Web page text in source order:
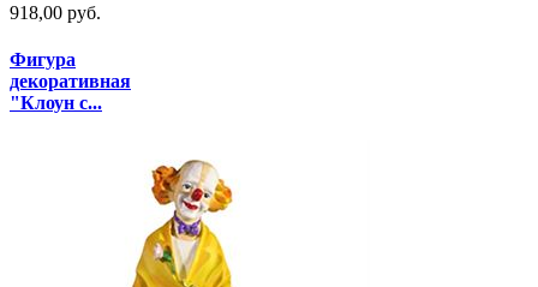
918,00 руб.
Фигура
декоративная
"Клоун с...